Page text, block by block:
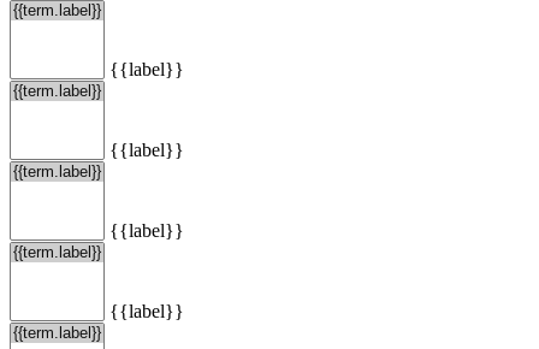
{{label}}
{{label}}
{{label}}
{{label}}